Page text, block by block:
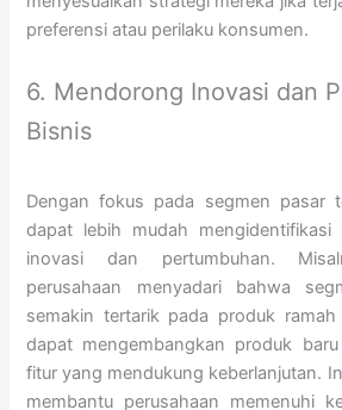
preferensi atau perilaku konsumen.
6. Mendorong Inovasi dan
Bisnis
Dengan fokus pada segmen pasar
dapat lebih mudah mengidentifikasi
inovasi dan pertumbuhan.
perusahaan menyadari bahwa
semakin tertarik pada produk ramah
dapat mengembangkan produk
fitur yang mendukung keberlanjutan.
membantu perusahaan memenuhi